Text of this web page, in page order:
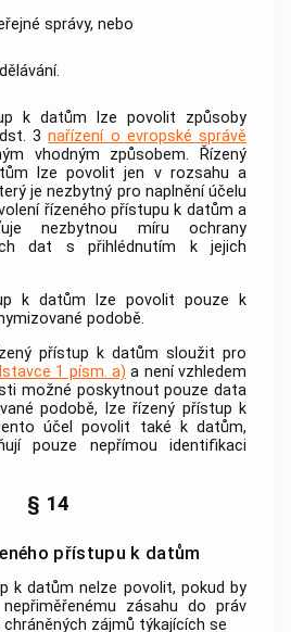
správy, nebo
k datům lze povolit způsoby
3nařízení o evropské správě
vhodným způsobem. Řízený
lze povolit jen v rozsahu a
je nezbytný pro naplnění účelu
řízeného přístupu k datům a
nezbytnou míru ochrany
dat s přihlédnutím k jejich
k datům lze povolit pouze k
podobě.
přístup k datům sloužit pro
1 písm. a) a není vzhledem
možné poskytnout pouze data
podobě, lze řízený přístup k
účel povolit také k datům,
pouze nepřímou identifikaci
§ 14
přístupu k datům
k datům nelze povolit, pokud by
zásahu do práv
zájmů týkajících se